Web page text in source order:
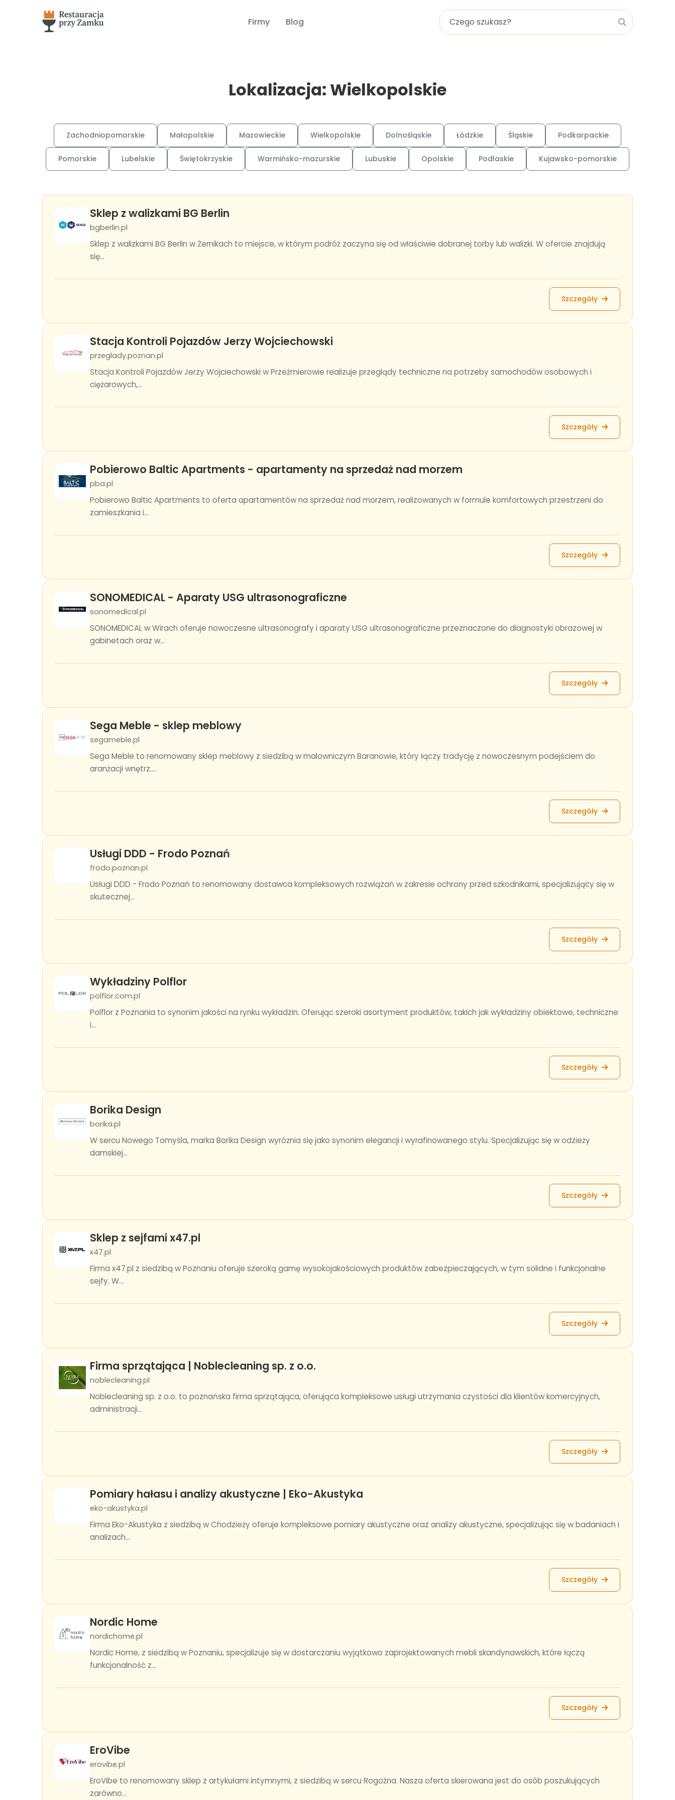
Firmy Blog
Lokalizacja: Wielkopolskie
Zachodniopomorskie Małopolskie Mazowieckie Wielkopolskie Dolnośląskie Łódzkie Śląskie Podkarpackie
Pomorskie Lubelskie Świętokrzyskie Warmińsko-mazurskie Lubuskie Opolskie Podlaskie Kujawsko-pomorskie
Sklep z walizkami BG Berlin
bgberlin.pl
Sklep z walizkami BG Berlin w Żernikach to miejsce, w którym podróż zaczyna się od właściwie dobranej torby lub walizki. W ofercie znajdują
się...
Szczegóły
Stacja Kontroli Pojazdów Jerzy Wojciechowski
przeglady.poznan.pl
Stacja Kontroli Pojazdów Jerzy Wojciechowski w Przeźmierowie realizuje przeglądy techniczne na potrzeby samochodów osobowych i
ciężarowych,...
Szczegóły
Pobierowo Baltic Apartments - apartamenty na sprzedaż nad morzem
pba.pl
Pobierowo Baltic Apartments to oferta apartamentów na sprzedaż nad morzem, realizowanych w formule komfortowych przestrzeni do
zamieszkania i...
Szczegóły
SONOMEDICAL - Aparaty USG ultrasonograficzne
sonomedical.pl
SONOMEDICAL w Wirach oferuje nowoczesne ultrasonografy i aparaty USG ultrasonograficzne przeznaczone do diagnostyki obrazowej w
gabinetach oraz w...
Szczegóły
Sega Meble - sklep meblowy
segameble.pl
Sega Meble to renomowany sklep meblowy z siedzibą w malowniczym Baranowie, który łączy tradycję z nowoczesnym podejściem do
aranżacji wnętrz....
Szczegóły
Usługi DDD - Frodo Poznań
frodo.poznan.pl
Usługi DDD - Frodo Poznań to renomowany dostawca kompleksowych rozwiązań w zakresie ochrony przed szkodnikami, specjalizujący się w
skutecznej...
Szczegóły
Wykładziny Polflor
polflor.com.pl
Polflor z Poznania to synonim jakości na rynku wykładzin. Oferując szeroki asortyment produktów, takich jak wykładziny obiektowe, techniczne
i...
Szczegóły
Borika Design
borika.pl
W sercu Nowego Tomyśla, marka Borika Design wyróżnia się jako synonim elegancji i wyrafinowanego stylu. Specjalizując się w odzieży
damskiej...
Szczegóły
Sklep z sejfami x47.pl
x47.pl
Firma x47.pl z siedzibą w Poznaniu oferuje szeroką gamę wysokojakościowych produktów zabezpieczających, w tym solidne i funkcjonalne
sejfy. W...
Szczegóły
Firma sprzątająca | Noblecleaning sp. z o.o.
noblecleaning.pl
Noblecleaning sp. z o.o. to poznańska firma sprzątająca, oferująca kompleksowe usługi utrzymania czystości dla klientów komercyjnych,
administracji...
Szczegóły
Pomiary hałasu i analizy akustyczne | Eko-Akustyka
eko-akustyka.pl
Firma Eko-Akustyka z siedzibą w Chodzieży oferuje kompleksowe pomiary akustyczne oraz analizy akustyczne, specjalizując się w badaniach i
analizach...
Szczegóły
Nordic Home
nordichome.pl
Nordic Home, z siedzibą w Poznaniu, specjalizuje się w dostarczaniu wyjątkowo zaprojektowanych mebli skandynawskich, które łączą
funkcjonalność z...
Szczegóły
EroVibe
erovibe.pl
EroVibe to renomowany sklep z artykułami intymnymi, z siedzibą w sercu Rogoźna. Nasza oferta skierowana jest do osób poszukujących
zarówno...